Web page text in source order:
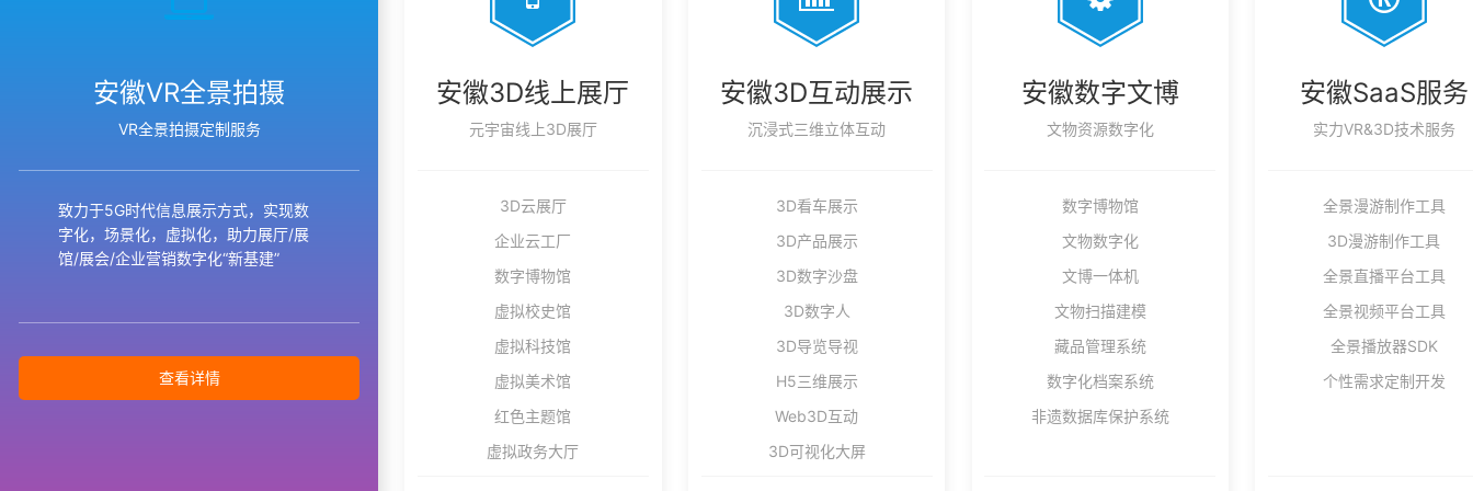
安徽VR全景拍摄
VR全景拍摄定制服务
致力于5G时代信息展示方式，实现数
字化，场景化，虚拟化，助力展厅/展
馆/展会/企业营销数字化“新基建”
查看详情
安徽3D线上展厅
元宇宙线上3D展厅
3D云展厅
企业云工厂
数字博物馆
虚拟校史馆
虚拟科技馆
虚拟美术馆
红色主题馆
虚拟政务大厅
安徽3D互动展示
沉浸式三维立体互动
3D看车展示
3D产品展示
3D数字沙盘
3D数字人
3D导览导视
H5三维展示
Web3D互动
3D可视化大屏
安徽数字文博
文物资源数字化
数字博物馆
文物数字化
文博一体机
文物扫描建模
藏品管理系统
数字化档案系统
非遗数据库保护系统
安徽SaaS服务
实力VR&3D技术服务
全景漫游制作工具
3D漫游制作工具
全景直播平台工具
全景视频平台工具
全景播放器SDK
个性需求定制开发